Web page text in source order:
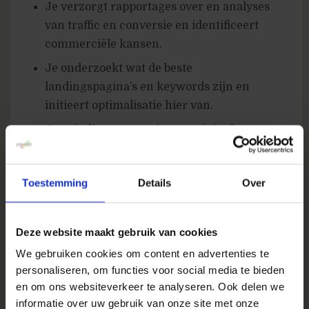
Toestemming Details Over
Deze website maakt gebruik van cookies
We gebruiken cookies om content en advertenties te
personaliseren, om functies voor social media te bieden
en om ons websiteverkeer te analyseren. Ook delen we
informatie over uw gebruik van onze site met onze
Je verzorgt rapportages over en analyses
van traffic en conversie en identificeert
commerciële kansen.
Je onderzoekt wat de beste
landingspagina’s en keywords zijn en
initieert optimalisatie hier van.
Je coördineert creatie van originele
content met SEO-waarde, en schrijft waar
Je traint en begeleidt collega’s van
Content, Marketing en IT in het optimaal
voldoen aan de SEO-eisen.
Je stemt wederzijdse prioriteiten af met de
SEA-specialisten.